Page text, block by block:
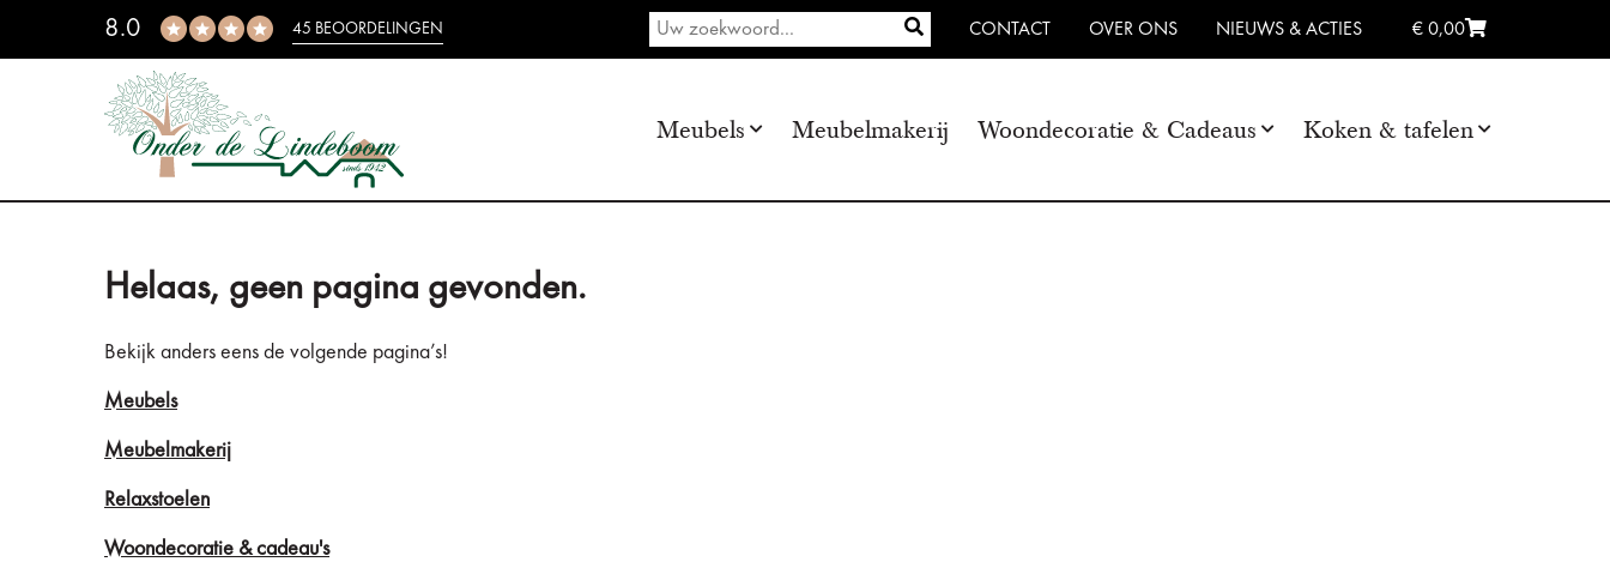
8.0 45 BEOORDELINGEN CONTACT OVER ONS NIEUWS & ACTIES € 0,00
Meubels Meubelmakerij Woondecoratie & Cadeaus Koken & tafelen
Helaas, geen pagina gevonden.
Bekijk anders eens de volgende pagina’s!
Meubels
Meubelmakerij
Relaxstoelen
Woondecoratie & cadeau's